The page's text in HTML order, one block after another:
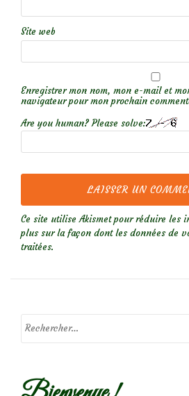
Site web
Enregistrer mon nom, mon e-mail et
navigateur pour mon prochain
Are you human? Please solve:
Ce site utilise Akismet pour réduire les
plus sur la façon dont les données de
traitées.